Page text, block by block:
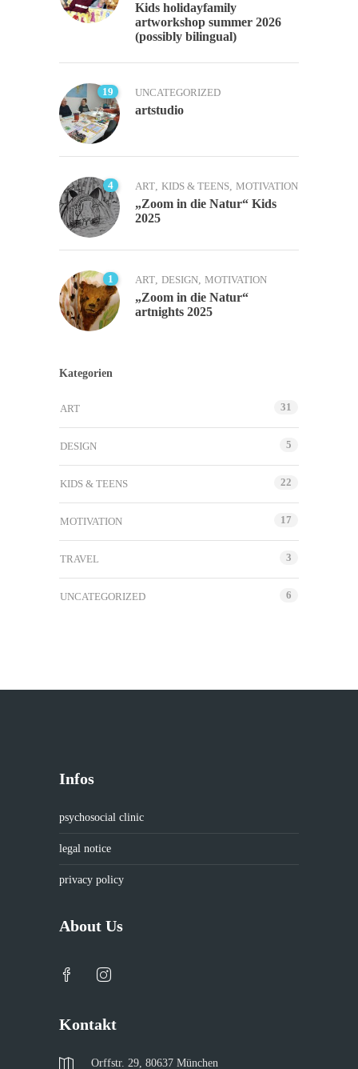
Kids holidayfamily
artworkshop summer 2026
(possibly bilingual)
19 UNCATEGORIZED
artstudio
4 ART, KIDS & TEENS, MOTIVATION
„Zoom in die Natur“ Kids
2025
1 ART, DESIGN, MOTIVATION
„Zoom in die Natur“
artnights 2025
Kategorien
ART 31
DESIGN 5
KIDS & TEENS 22
MOTIVATION 17
TRAVEL 3
UNCATEGORIZED 6
Infos
psychosocial clinic
legal notice
privacy policy
About Us
Kontakt
Orffstr. 29, 80637 München